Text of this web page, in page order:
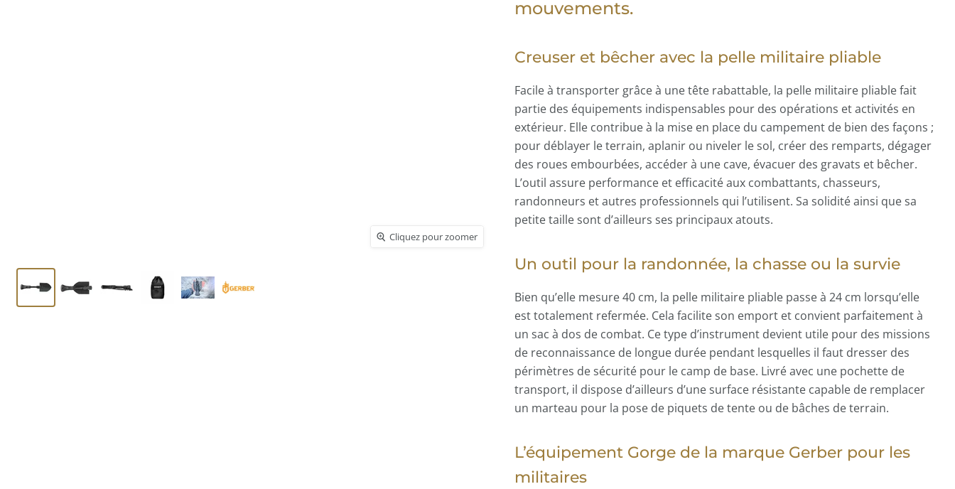
Cliquez pour zoomer
Cliquez pour zoomer
Cliquez pour zoomer
Cliquez pour zoomer
Cliquez pour zoomer
Cliquez pour zoomer
mouvements.
Creuser et bêcher avec la pelle militaire pliable
Facile à transporter grâce à une tête rabattable, la pelle militaire pliable fait
partie des équipements indispensables pour des opérations et activités en
extérieur. Elle contribue à la mise en place du campement de bien des façons ;
pour déblayer le terrain, aplanir ou niveler le sol, créer des remparts, dégager
des roues embourbées, accéder à une cave, évacuer des gravats et bêcher.
L’outil assure performance et efficacité aux combattants, chasseurs,
randonneurs et autres professionnels qui l’utilisent. Sa solidité ainsi que sa
petite taille sont d’ailleurs ses principaux atouts.
Un outil pour la randonnée, la chasse ou la survie
Bien qu’elle mesure 40 cm, la pelle militaire pliable passe à 24 cm lorsqu’elle
est totalement refermée. Cela facilite son emport et convient parfaitement à
un sac à dos de combat. Ce type d’instrument devient utile pour des missions
de reconnaissance de longue durée pendant lesquelles il faut dresser des
périmètres de sécurité pour le camp de base. Livré avec une pochette de
transport, il dispose d’ailleurs d’une surface résistante capable de remplacer
un marteau pour la pose de piquets de tente ou de bâches de terrain.
L’équipement Gorge de la marque Gerber pour les
militaires